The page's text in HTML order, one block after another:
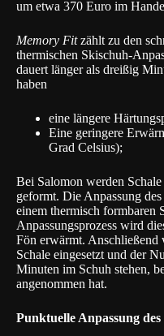
um etwa 370 Euro im
Memory Fitzählt zu den
thermischen Skischuh-
dauert länger als dreißig
haben
eine längere
Eine geringere
Grad Celsius);
Bei Salomon werden
geformt. Die Anpassung
einem thermisch formbaren
Anpassungsprozess wird
Fön erwärmt.
Schale eingesetzt und der
Minuten im Schuh stehen,
angenommen hat.
Punktuelle Anpassung des